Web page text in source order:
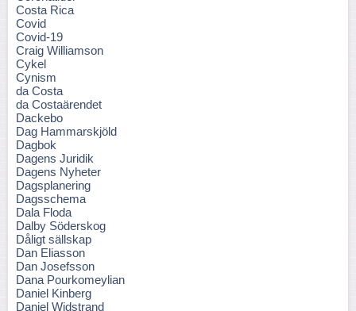
Costa Rica
Covid
Covid-19
Craig Williamson
Cykel
Cynism
da Costa
da Costaärendet
Dackebo
Dag Hammarskjöld
Dagbok
Dagens Juridik
Dagens Nyheter
Dagsplanering
Dagsschema
Dala Floda
Dalby Söderskog
Dåligt sällskap
Dan Eliasson
Dan Josefsson
Dana Pourkomeylian
Daniel Kinberg
Daniel Widstrand